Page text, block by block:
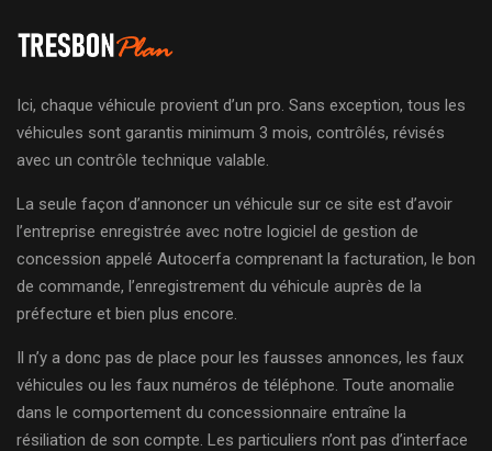
Ici, chaque véhicule provient d’un pro. Sans exception, tous les
véhicules sont garantis minimum 3 mois, contrôlés, révisés
avec un contrôle technique valable.
La seule façon d’annoncer un véhicule sur ce site est d’avoir
l’entreprise enregistrée avec notre logiciel de gestion de
concession appelé Autocerfa comprenant la facturation, le bon
de commande, l’enregistrement du véhicule auprès de la
préfecture et bien plus encore.
Il n’y a donc pas de place pour les fausses annonces, les faux
véhicules ou les faux numéros de téléphone. Toute anomalie
dans le comportement du concessionnaire entraîne la
résiliation de son compte. Les particuliers n’ont pas d’interface